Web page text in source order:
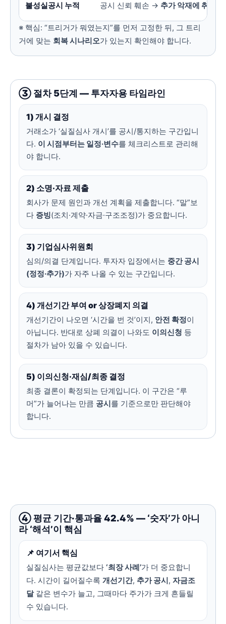
불성실공시 누적 공시 신뢰 훼손 → 추가 악재에 취약
※ 핵심: “트리거가 뭐였는지”를 먼저 고정한 뒤, 그 트리
거에 맞는 회복 시나리오가 있는지 확인해야 합니다.
③ 절차 5단계 — 투자자용 타임라인
1) 개시 결정
거래소가 ‘실질심사 개시’를 공시/통지하는 구간입니
다. 이 시점부터는 일정·변수를 체크리스트로 관리해
야 합니다.
2) 소명·자료 제출
회사가 문제 원인과 개선 계획을 제출합니다. “말”보
다 증빙(조치·계약·자금·구조조정)가 중요합니다.
3) 기업심사위원회
심의/의결 단계입니다. 투자자 입장에서는 중간 공시
(정정·추가)가 자주 나올 수 있는 구간입니다.
4) 개선기간 부여 or 상장폐지 의결
개선기간이 나오면 ‘시간을 번 것’이지, 안전 확정이
아닙니다. 반대로 상폐 의결이 나와도 이의신청 등
절차가 남아 있을 수 있습니다.
5) 이의신청·재심/최종 결정
최종 결론이 확정되는 단계입니다. 이 구간은 “루
머”가 늘어나는 만큼 공시를 기준으로만 판단해야
합니다.
④ 평균 기간·통과율 42.4% — ‘숫자’가 아니
라 ‘해석’이 핵심
📌 여기서 핵심
실질심사는 평균값보다 ‘최장 사례’가 더 중요합니
다. 시간이 길어질수록 개선기간, 추가 공시, 자금조
달같은 변수가 늘고, 그때마다 주가가 크게 흔들릴
수 있습니다.